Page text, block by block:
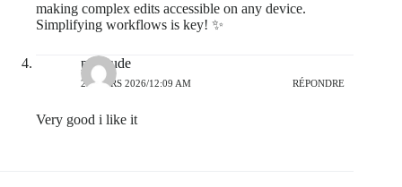
making complex edits accessible on any device.
Simplifying workflows is key! ✨
porntude
23 MARS 2026/12:09 AM RÉPONDRE
Very good i like it